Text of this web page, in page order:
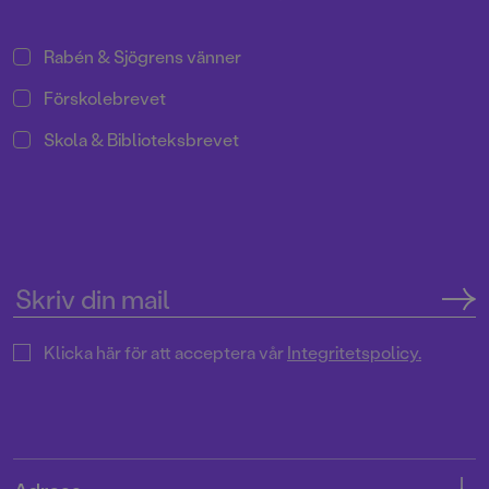
Rabén & Sjögrens vänner
Förskolebrevet
Skola & Biblioteksbrevet
Klicka här för att acceptera vårIntegritetspolicy.